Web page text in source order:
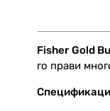
Fisher Gold
го прави